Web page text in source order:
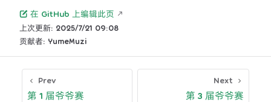
在 GitHub 上编辑此页
上次更新: 2025/7/21 09:08
贡献者: YumeMuzi
Prev
第 1 届爷爷赛
Next
第 3 届爷爷赛